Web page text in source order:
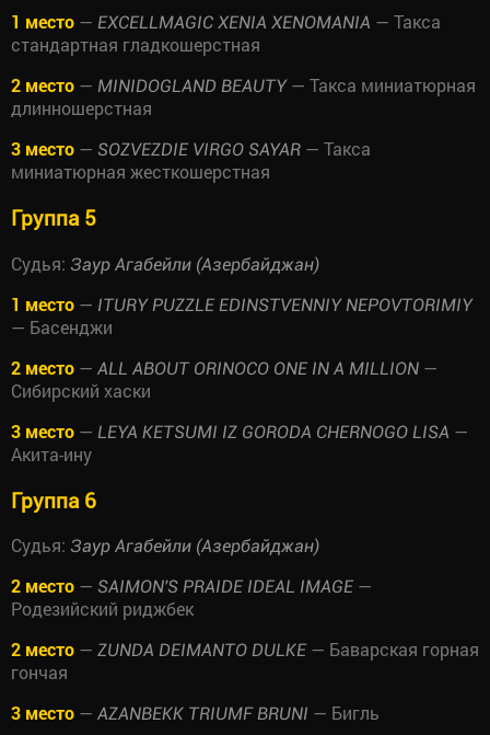
1 место — EXCELLMAGIC XENIA XENOMANIA — Такса
стандартная гладкошерстная
2 место — MINIDOGLAND BEAUTY— Такса миниатюрная
длинношерстная
3 место — SOZVEZDIE VIRGO SAYAR — Такса
миниатюрная жесткошерстная
Группа 5
Судья: Заур Агабейли (Азербайджан)
1 место — ITURY PUZZLE EDINSTVENNIY NEPOVTORIMIY
— Басенджи
2 место — ALL ABOUT ORINOCO ONE IN A MILLION —
Сибирский хаски
3 место — LEYA KETSUMI IZ GORODA CHERNOGO LISA —
Акита-ину
Группа 6
Судья: Заур Агабейли (Азербайджан)
2 место — SAIMON'S PRAIDE IDEAL IMAGE —
Родезийский риджбек
2 место — ZUNDA DEIMANTO DULKE — Баварская горная
гончая
3 место — AZANBEKK TRIUMF BRUNI — Бигль